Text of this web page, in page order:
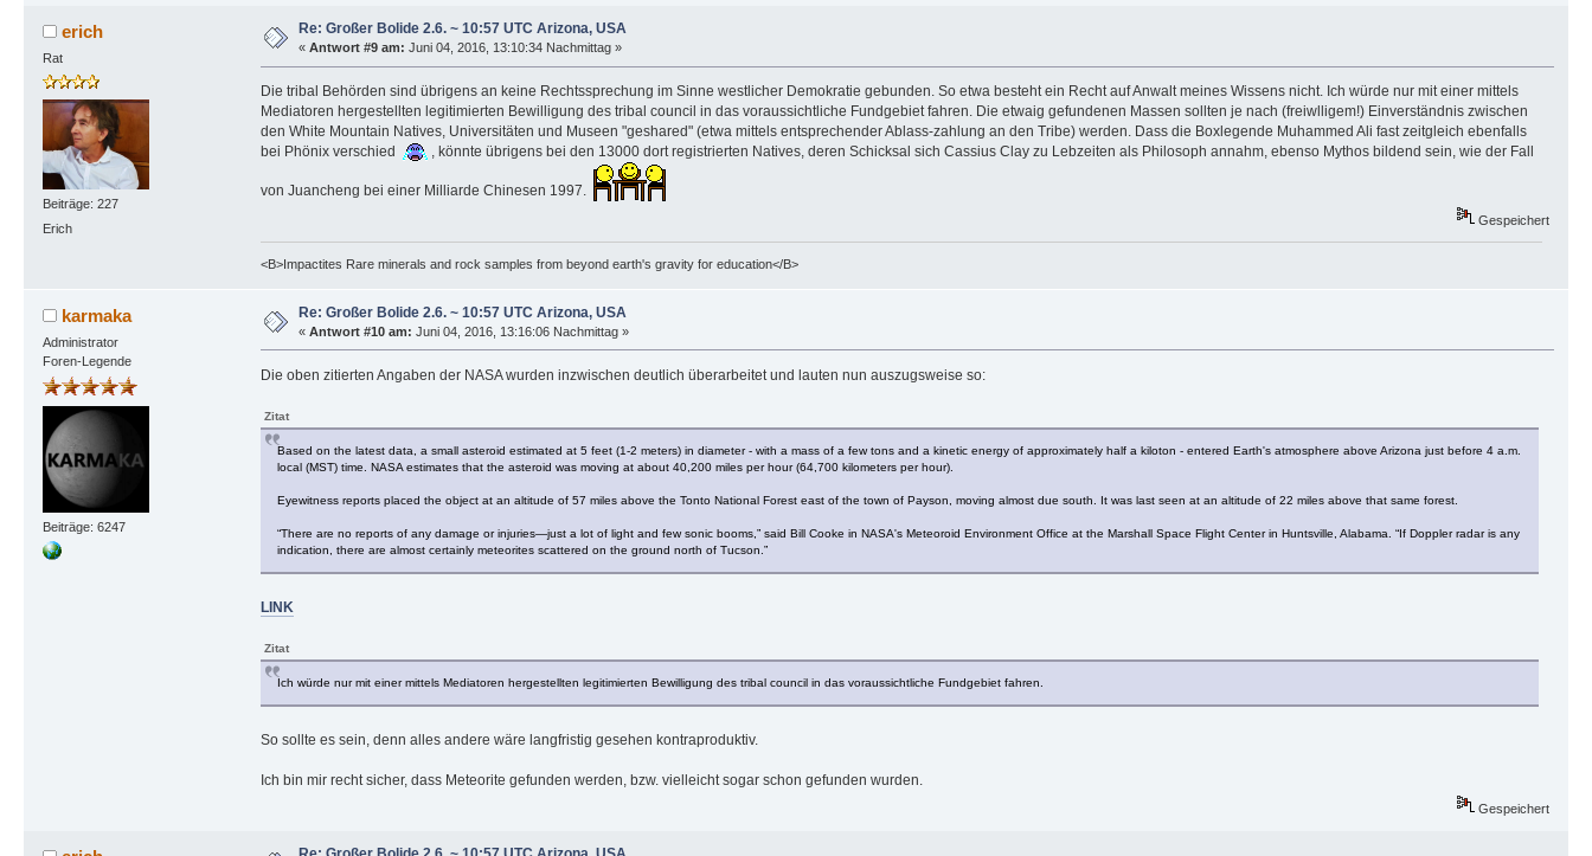
erich
Rat
Beiträge: 227
Erich
Re: Großer Bolide 2.6. ~ 10:57 UTC Arizona, USA
« Antwort #9 am: Juni 04, 2016, 13:10:34 Nachmittag »
Die tribal Behörden sind übrigens an keine Rechtssprechung im Sinne westlicher Demokratie gebunden. So etwa besteht ein Recht auf Anwalt meines Wissens nicht. Ich würde nur mit einer mittels
Mediatoren hergestellten legitimierten Bewilligung des tribal council in das voraussichtliche Fundgebiet fahren. Die etwaig gefundenen Massen sollten je nach (freiwlligem!) Einverständnis zwischen
den White Mountain Natives, Universitäten und Museen "geshared" (etwa mittels entsprechender Ablass-zahlung an den Tribe) werden. Dass die Boxlegende Muhammed Ali fast zeitgleich ebenfalls
bei Phönix verschied
, könnte übrigens bei den 13000 dort registrierten Natives, deren Schicksal sich Cassius Clay zu Lebzeiten als Philosoph annahm, ebenso Mythos bildend sein, wie der Fall
von Juancheng bei einer Milliarde Chinesen 1997.
Gespeichert
<B>Impactites Rare minerals and rock samples from beyond earth's gravity for education</B>
karmaka
Administrator
Foren-Legende
Beiträge: 6247
Re: Großer Bolide 2.6. ~ 10:57 UTC Arizona, USA
« Antwort #10 am: Juni 04, 2016, 13:16:06 Nachmittag »
Die oben zitierten Angaben der NASA wurden inzwischen deutlich überarbeitet und lauten nun auszugsweise so:
Zitat
Based on the latest data, a small asteroid estimated at 5 feet (1-2 meters) in diameter - with a mass of a few tons and a kinetic energy of approximately half a kiloton - entered Earth's atmosphere above Arizona just before 4 a.m.
local (MST) time. NASA estimates that the asteroid was moving at about 40,200 miles per hour (64,700 kilometers per hour).
Eyewitness reports placed the object at an altitude of 57 miles above the Tonto National Forest east of the town of Payson, moving almost due south. It was last seen at an altitude of 22 miles above that same forest.
“There are no reports of any damage or injuries—just a lot of light and few sonic booms,” said Bill Cooke in NASA's Meteoroid Environment Office at the Marshall Space Flight Center in Huntsville, Alabama. “If Doppler radar is any
indication, there are almost certainly meteorites scattered on the ground north of Tucson.”
LINK
Zitat
Ich würde nur mit einer mittels Mediatoren hergestellten legitimierten Bewilligung des tribal council in das voraussichtliche Fundgebiet fahren.
So sollte es sein, denn alles andere wäre langfristig gesehen kontraproduktiv.
Ich bin mir recht sicher, dass Meteorite gefunden werden, bzw. vielleicht sogar schon gefunden wurden.
Gespeichert